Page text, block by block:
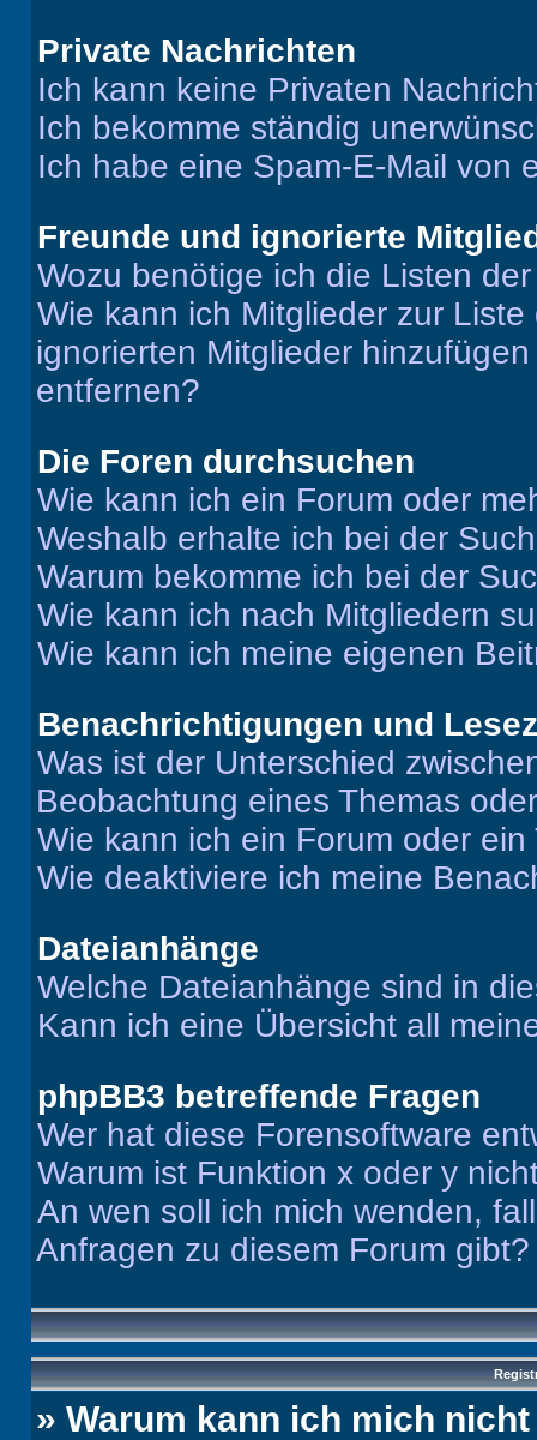
Private Nachrichten
Ich kann keine Privaten
Ich bekomme ständig
Ich habe eine Spam-E-Mail von
Freunde und ignorierte
Wozu benötige ich die Listen
Wie kann ich Mitglieder zur
ignorierten Mitglieder
entfernen?
Die Foren durchsuchen
Wie kann ich ein Forum oder
Weshalb erhalte ich bei der
Warum bekomme ich bei der
Wie kann ich nach Mitgliedern
Wie kann ich meine eigenen
Benachrichtigungen und
Was ist der Unterschied
Beobachtung eines Themas
Wie kann ich ein Forum oder
Wie deaktiviere ich meine
Dateianhänge
Welche Dateianhänge sind in
Kann ich eine Übersicht all
phpBB3 betreffende Fragen
Wer hat diese Forensoftware
Warum ist Funktion x oder y
An wen soll ich mich wenden,
Anfragen zu diesem Forum gibt?
» Warum kann ich mich